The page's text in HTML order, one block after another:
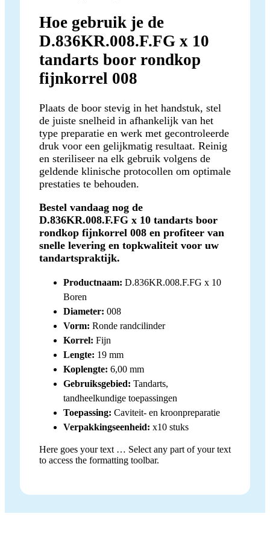
Hoe gebruik je de
D.836KR.008.F.FG x 10
tandarts boor rondkop
fijnkorrel 008
Plaats de boor stevig in het handstuk, stel
de juiste snelheid in afhankelijk van het
type preparatie en werk met gecontroleerde
druk voor een gelijkmatig resultaat. Reinig
en steriliseer na elk gebruik volgens de
geldende klinische protocollen om optimale
prestaties te behouden.
Bestel vandaag nog de
D.836KR.008.F.FG x 10 tandarts boor
rondkop fijnkorrel 008 en profiteer van
snelle levering en topkwaliteit voor uw
tandartspraktijk.
Productnaam: D.836KR.008.F.FG x 10
Boren
Diameter: 008
Vorm: Ronde randcilinder
Korrel: Fijn
Lengte: 19 mm
Koplengte: 6,00 mm
Gebruiksgebied: Tandarts,
tandheelkundige toepassingen
Toepassing: Caviteit- en kroonpreparatie
Verpakkingseenheid: x10 stuks
Here goes your text … Select any part of your text
to access the formatting toolbar.